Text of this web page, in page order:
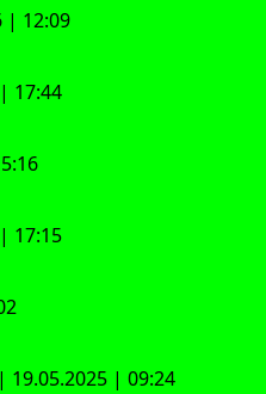
| 12:09
17:44
17:15
| 09:24